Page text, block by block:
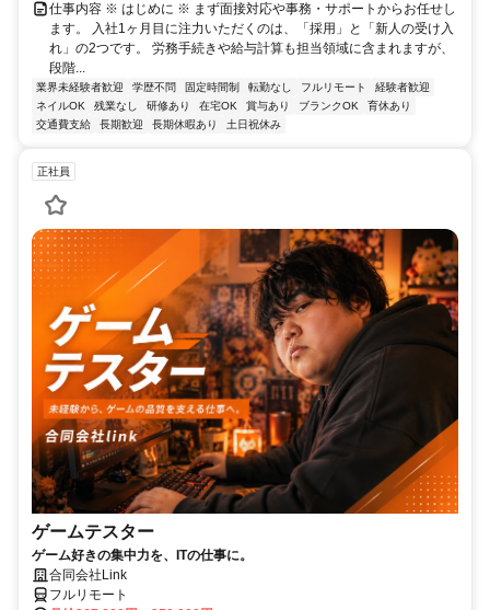
仕事内容 ※ はじめに ※ まず面接対応や事務・サポートからお任せし
ます。 入社1ヶ月目に注力いただくのは、「採用」と「新人の受け入
れ」の2つです。 労務手続きや給与計算も担当領域に含まれますが、
段階...
業界未経験者歓迎 学歴不問 固定時間制 転勤なし フルリモート
経験者歓迎
ネイルOK
残業なし 研修あり 在宅OK 賞与あり ブランクOK
育休あり
交通費支給
長期歓迎 長期休暇あり 土日祝休み
正社員
ゲームテスター
ゲーム好きの集中力を、ITの仕事に。
合同会社Link
フルリモート